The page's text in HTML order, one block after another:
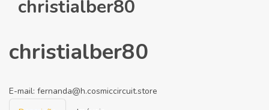
christialber80
christialber80
E-mail: fernanda@h.cosmiccircuit.store